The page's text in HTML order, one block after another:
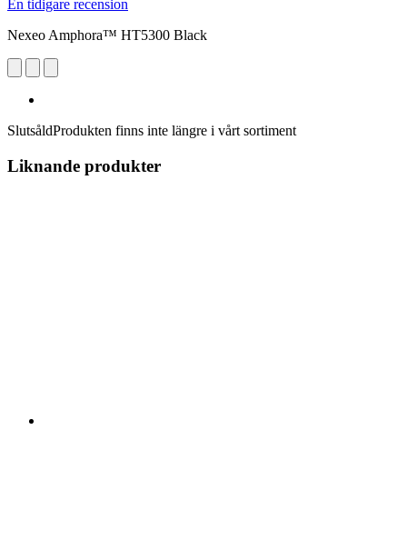
En tidigare recension
Nexeo Amphora™ HT5300 Black
SlutsåldProdukten finns inte längre i vårt sortiment
Liknande produkter